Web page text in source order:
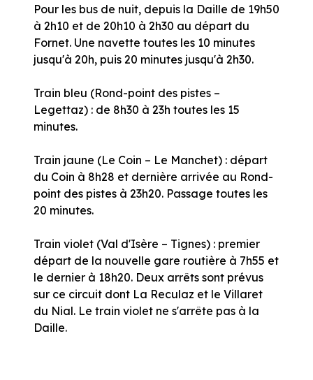
Pour les bus de nuit, depuis la Daille de 19h50
à 2h10 et de 20h10 à 2h30 au départ du
Fornet. Une navette toutes les 10 minutes
jusqu'à 20h, puis 20 minutes jusqu'à 2h30.
Train bleu (Rond-point des pistes –
Legettaz) : de 8h30 à 23h toutes les 15
minutes.
Train jaune (Le Coin – Le Manchet) : départ
du Coin à 8h28 et dernière arrivée au Rond-
point des pistes à 23h20. Passage toutes les
20 minutes.
Train violet (Val d'Isère – Tignes) : premier
départ de la nouvelle gare routière à 7h55 et
le dernier à 18h20. Deux arrêts sont prévus
sur ce circuit dont La Reculaz et le Villaret
du Nial. Le train violet ne s'arrête pas à la
Daille.